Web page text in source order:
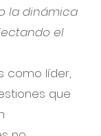
la dinámica
el
como líder,
que